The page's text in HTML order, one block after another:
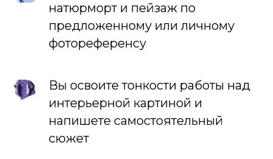
натюрморт и пейзаж по
предложенному или личному
фотореференсу
Вы освоите тонкости работы над
интерьерной картиной и
напишете самостоятельный
сюжет